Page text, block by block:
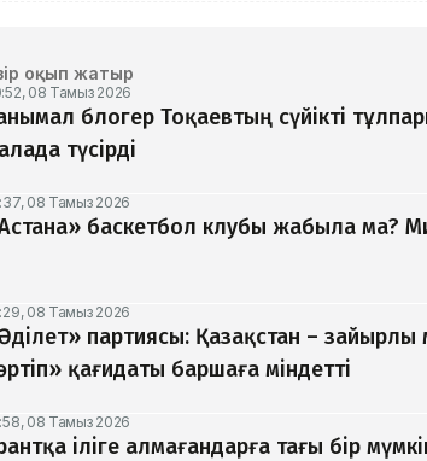
оқып жатыр
08 Тамыз 2026
блогер Тоқаевтың сүйікті
түсірді
08 Тамыз 2026
баскетбол клубы жабыла ма?
08 Тамыз 2026
партиясы: Қазақстан –
қағидаты баршаға міндетті
08 Тамыз 2026
іліге алмағандарға тағы бір